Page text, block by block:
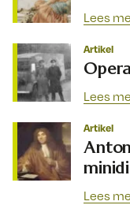
Lees
Artikel
Lees
Artikel
Lees